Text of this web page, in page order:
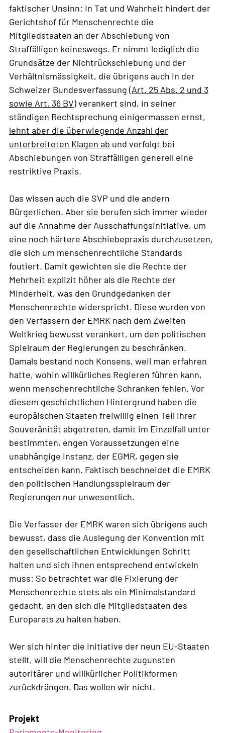
faktischer Unsinn: In Tat und Wahrheit hindert der
Gerichtshof für Menschenrechte die
Mitgliedstaaten an der Abschiebung von
Straffälligen keineswegs. Er nimmt lediglich die
Grundsätze der Nichtrückschiebung und der
Verhältnismässigkeit, die übrigens auch in der
Schweizer Bundesverfassung (Art. 25 Abs. 2 und 3
sowie Art. 36 BV) verankert sind, in seiner
ständigen Rechtsprechung einigermassen ernst,
lehnt aber die überwiegende Anzahl der
unterbreiteten Klagen ab und verfolgt bei
Abschiebungen von Straffälligen generell eine
restriktive Praxis.
Das wissen auch die SVP und die andern
Bürgerlichen. Aber sie berufen sich immer wieder
auf die Annahme der Ausschaffungsinitiative, um
eine noch härtere Abschiebepraxis durchzusetzen,
die sich um menschenrechtliche Standards
foutiert. Damit gewichten sie die Rechte der
Mehrheit explizit höher als die Rechte der
Minderheit, was den Grundgedanken der
Menschenrechte widerspricht. Diese wurden von
den Verfassern der EMRK nach dem Zweiten
Weltkrieg bewusst verankert, um den politischen
Spielraum der Regierungen zu beschränken.
Damals bestand noch Konsens, weil man erfahren
hatte, wohin willkürliches Regieren führen kann,
wenn menschenrechtliche Schranken fehlen. Vor
diesem geschichtlichen Hintergrund haben die
europäischen Staaten freiwillig einen Teil ihrer
Souveränität abgetreten, damit im Einzelfall unter
bestimmten, engen Voraussetzungen eine
unabhängige Instanz, der EGMR, gegen sie
entscheiden kann. Faktisch beschneidet die EMRK
den politischen Handlungsspielraum der
Regierungen nur unwesentlich.
Die Verfasser der EMRK waren sich übrigens auch
bewusst, dass die Auslegung der Konvention mit
den gesellschaftlichen Entwicklungen Schritt
halten und sich ihnen entsprechend entwickeln
muss: So betrachtet war die Fixierung der
Menschenrechte stets als ein Minimalstandard
gedacht, an den sich die Mitgliedstaaten des
Europarats zu halten haben.
Wer sich hinter die Initiative der neun EU-Staaten
stellt, will die Menschenrechte zugunsten
autoritärer und willkürlicher Politikformen
zurückdrängen. Das wollen wir nicht.
Projekt